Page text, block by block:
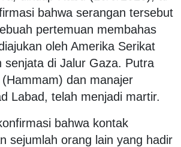
bahwa serangan tersebut
pertemuan membahas
oleh Amerika Serikat
senjata di Jalur Gaza. Putra
dan manajer
Labad, telah menjadi martir.
bahwa kontak
sejumlah orang lain yang hadir